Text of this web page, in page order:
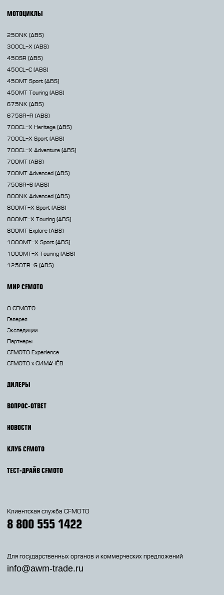
МОТОЦИКЛЫ
250NK (ABS)
300CL-X (ABS)
450SR (ABS)
450CL-C (ABS)
450MT Sport (ABS)
450MT Touring (ABS)
675NK (ABS)
675SR-R (ABS)
700CL-X Heritage (ABS)
700CL-X Sport (ABS)
700CL-X Adventure (ABS)
700MT (ABS)
700MT Advanced (ABS)
750SR-S (ABS)
800NK Advanced (ABS)
800MT-X Sport (ABS)
800MT-X Touring (ABS)
800MT Explore (ABS)
1000MT-X Sport (ABS)
1000MT-X Touring (ABS)
1250TR-G (ABS)
МИР CFMOTO
О CFMOTO
Галерея
Экспедиции
Партнеры
CFMOTO Experience
CFMOTO х СИМАЧЁВ
ДИЛЕРЫ
ВОПРОС-ОТВЕТ
НОВОСТИ
КЛУБ CFMOTO
ТЕСТ-ДРАЙВ CFMOTO
Клиентская служба CFMOTO
8 800 555 1422
Для государственных органов и коммерческих предложений
info@awm-trade.ru